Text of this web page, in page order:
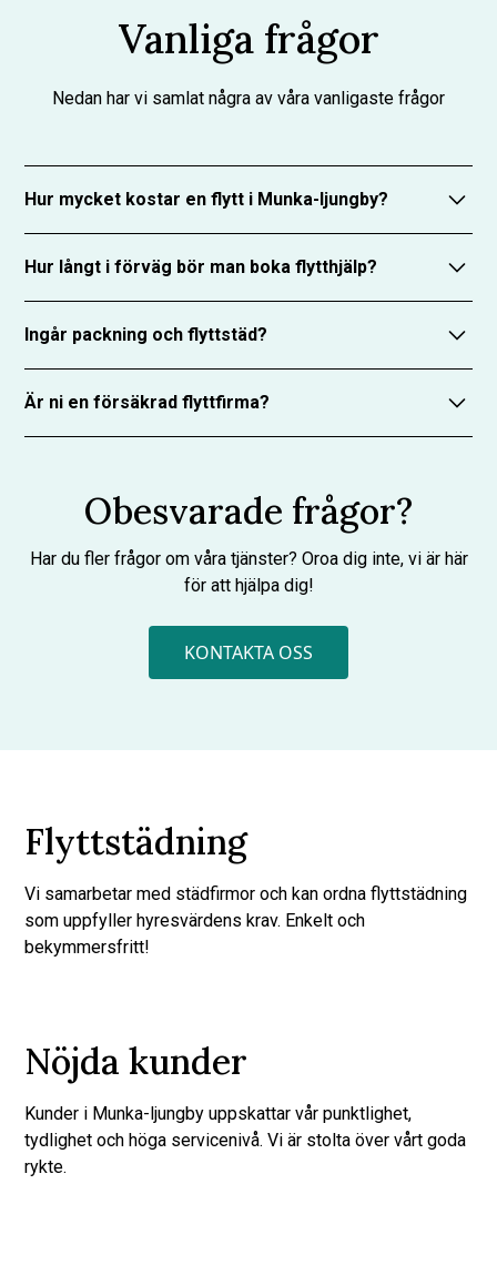
Vanliga frågor
Nedan har vi samlat några av våra vanligaste frågor
Hur mycket kostar en flytt i Munka-ljungby?
hur lång tid det tar. RUT-avdraget halverar dock
arbetskostnaden. Vi erbjuderkostnadsfria offerter.
Hur långt i förväg bör man boka flytthjälp?
vi kan ofta hjälpa till med kort varsel – hör av dig!
Ingår packning och flyttstäd?
vi också ordna – antingen direkt eller via samarbeten
med städfirmor.
Är ni en försäkrad flyttfirma?
Obesvarade frågor?
Har du fler frågor om våra tjänster? Oroa dig inte, vi är här
för att hjälpa dig!
KONTAKTA OSS
Flyttstädning
Vi samarbetar med städfirmor och kan ordna flyttstädning
som uppfyller hyresvärdens krav. Enkelt och
bekymmersfritt!
Nöjda kunder
Kunder i Munka-ljungby uppskattar vår punktlighet,
tydlighet och höga servicenivå. Vi är stolta över vårt goda
rykte.